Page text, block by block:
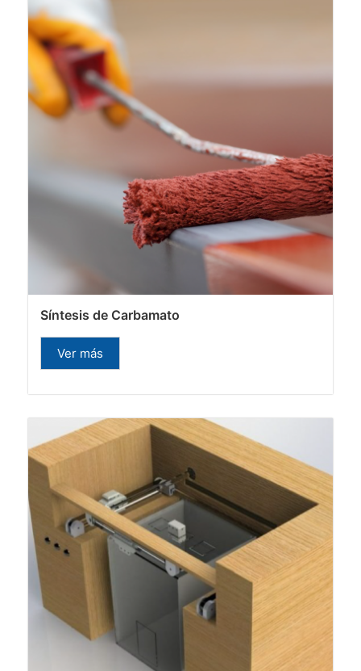
Síntesis de Carbamato
Ver más